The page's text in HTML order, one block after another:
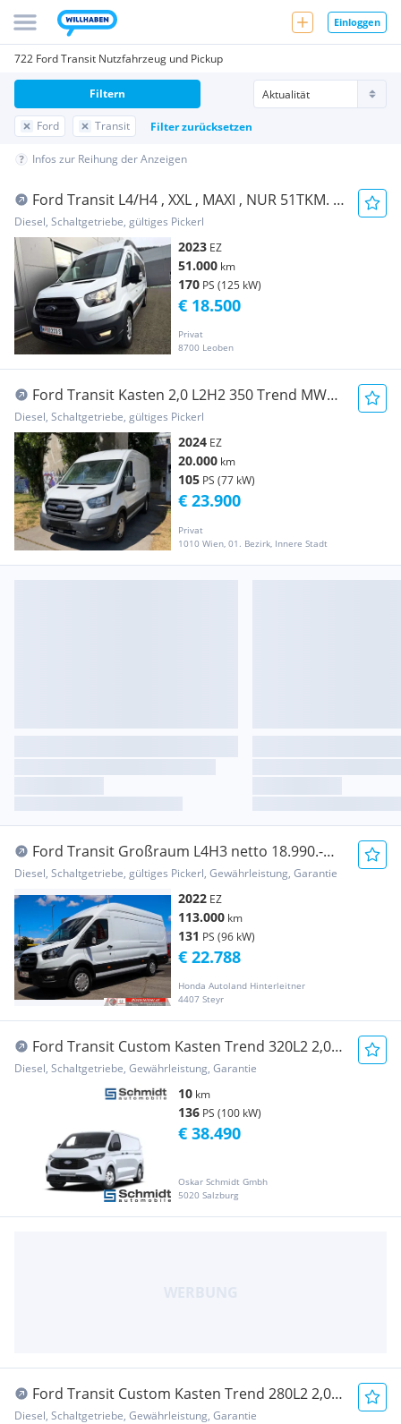
Einloggen
722 Ford Transit Nutzfahrzeug und Pickup
Ford Transit Filter zurücksetzen
Filtern
Infos zur Reihung der Anzeigen
Ford Transit L4/H4 , XXL , MAXI , NUR 51TKM. ,
AHK !* Transporter / Kastenwagen
Diesel, Schaltgetriebe, gültiges Pickerl
2023 EZ
51.000 km
170 PS (125 kW)
Privat
8700 Leoben
€ 18.500
Ford Transit Kasten 2,0 L2H2 350 Trend MWST
Ausweisbar Transporter / Kastenwagen
Diesel, Schaltgetriebe, gültiges Pickerl
2024 EZ
20.000 km
105 PS (77 kW)
Privat
1010 Wien, 01. Bezirk, Innere Stadt
€ 23.900
Ford Transit Großraum L4H3 netto 18.990.-
Transporter / Kastenwagen
Diesel, Schaltgetriebe, gültiges Pickerl, Gewährleistung, Garantie
2022 EZ
113.000 km
131 PS (96 kW)
Honda Autoland Hinterleitner
4407 Steyr
€ 22.788
Ford Transit Custom Kasten Trend 320L2 2,0L
Eblue 13... Transporter / Kastenwagen
Diesel, Schaltgetriebe, Gewährleistung, Garantie
10 km
136 PS (100 kW)
Oskar Schmidt Gmbh
5020 Salzburg
€ 38.490
Ford Transit Custom Kasten Trend 280L2 2,0L
Eblue 13... Transporter / Kastenwagen
Diesel, Schaltgetriebe, Gewährleistung, Garantie